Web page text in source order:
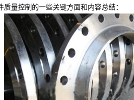
量控制的一些关键方面和内容总结：